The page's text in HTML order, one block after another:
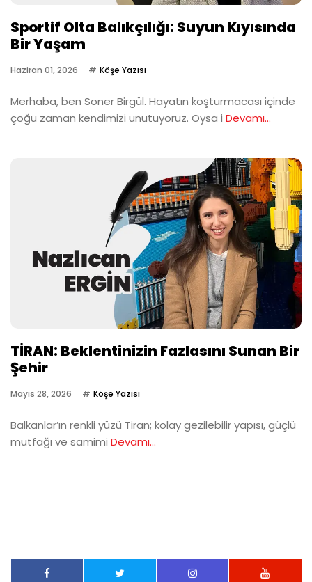
Sportif Olta Balıkçılığı: Suyun Kıyısında
Bir Yaşam
Haziran 01, 2026 Köşe Yazısı
Merhaba, ben Soner Birgül. Hayatın koşturmacası içinde
çoğu zaman kendimizi unutuyoruz. Oysa i Devamı...
TİRAN: Beklentinizin Fazlasını Sunan Bir
Şehir
Mayıs 28, 2026 Köşe Yazısı
Balkanlar’ın renkli yüzü Tiran; kolay gezilebilir yapısı, güçlü
mutfağı ve samimi Devamı...